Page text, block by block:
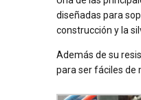
diseñadas para
construcción y la
Además de su
para ser fáciles de